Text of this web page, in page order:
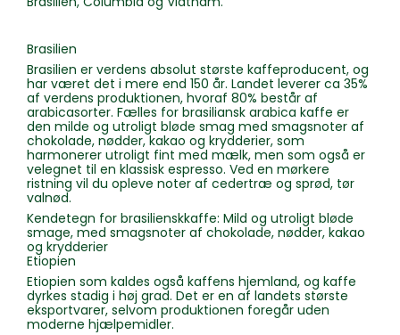
Brasilien
Brasilien er verdens absolut største kaffeproducent, og
har været det i mere end 150 år. Landet leverer ca 35%
af verdens produktionen, hvoraf 80% består af
arabicasorter. Fælles for brasiliansk arabica kaffe er
den milde og utroligt bløde smag med smagsnoter af
chokolade, nødder, kakao og krydderier, som
harmonerer utroligt fint med mælk, men som også er
velegnet til en klassisk espresso. Ved en mørkere
ristning vil du opleve noter af cedertræ og sprød, tør
valnød.
Kendetegn for brasilienskkaffe: Mild og utroligt bløde
smage, med smagsnoter af chokolade, nødder, kakao
og krydderier
Etiopien
Etiopien som kaldes også kaffens hjemland, og kaffe
dyrkes stadig i høj grad. Det er en af landets største
eksportvarer, selvom produktionen foregår uden
moderne hjælpemidler.